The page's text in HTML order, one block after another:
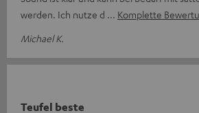
werden. Ich nutze d
Komplette
Michael K.
Teufel beste